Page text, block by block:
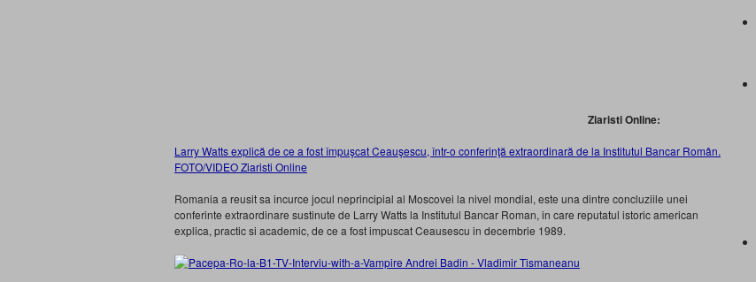
Ziaristi Online:
Larry Watts explică de ce a fost împuşcat Ceauşescu, într-o conferinţă extraordinară de la Institutul Bancar Român.
FOTO/VIDEO Ziaristi Online
Romania a reusit sa incurce jocul neprincipial al Moscovei la nivel mondial, este una dintre concluziile unei
conferinte extraordinare sustinute de Larry Watts la Institutul Bancar Roman, in care reputatul istoric american
explica, practic si academic, de ce a fost impuscat Ceausescu in decembrie 1989.